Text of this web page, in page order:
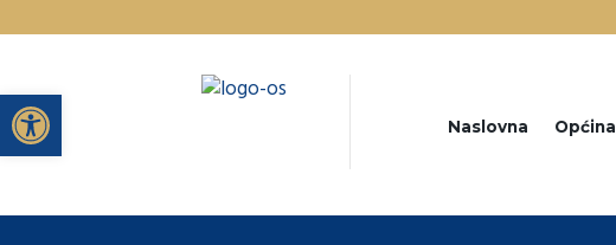
Open toolbar Naslovna Općina